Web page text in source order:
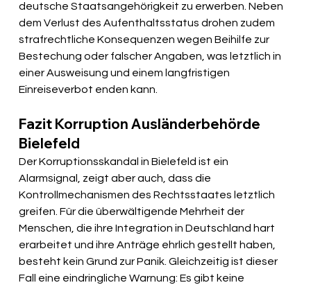
deutsche Staatsangehörigkeit zu erwerben. Neben
dem Verlust des Aufenthaltsstatus drohen zudem
strafrechtliche Konsequenzen wegen Beihilfe zur
Bestechung oder falscher Angaben, was letztlich in
einer Ausweisung und einem langfristigen
Einreiseverbot enden kann.
Fazit Korruption Ausländerbehörde
Bielefeld
Der Korruptionsskandal in Bielefeld ist ein
Alarmsignal, zeigt aber auch, dass die
Kontrollmechanismen des Rechtsstaates letztlich
greifen. Für die überwältigende Mehrheit der
Menschen, die ihre Integration in Deutschland hart
erarbeitet und ihre Anträge ehrlich gestellt haben,
besteht kein Grund zur Panik. Gleichzeitig ist dieser
Fall eine eindringliche Warnung: Es gibt keine